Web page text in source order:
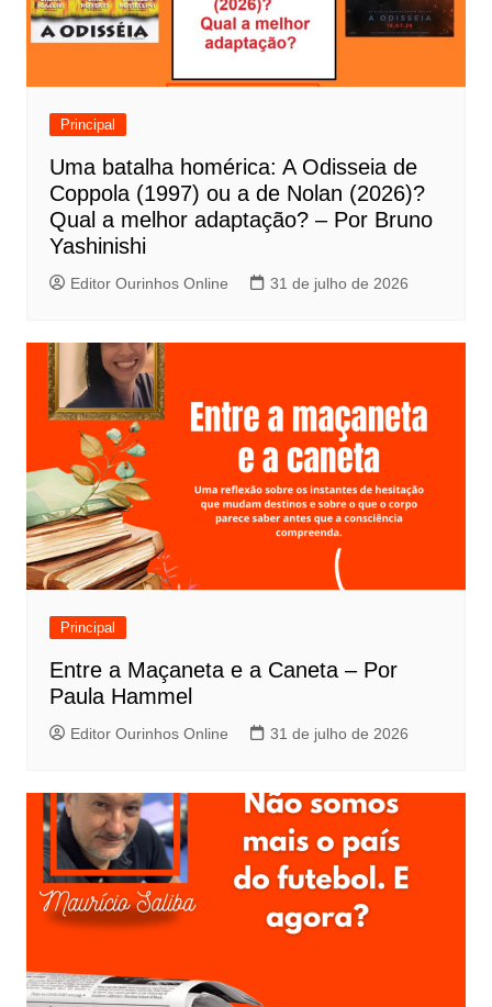
ã
o
d
Principal
Uma batalha homérica: A Odisseia de
Coppola (1997) ou a de Nolan (2026)?
Qual a melhor adaptação? – Por Bruno
Yashinishi
Editor Ourinhos Online 31 de julho de 2026
Principal
Entre a Maçaneta e a Caneta – Por
Paula Hammel
Editor Ourinhos Online 31 de julho de 2026